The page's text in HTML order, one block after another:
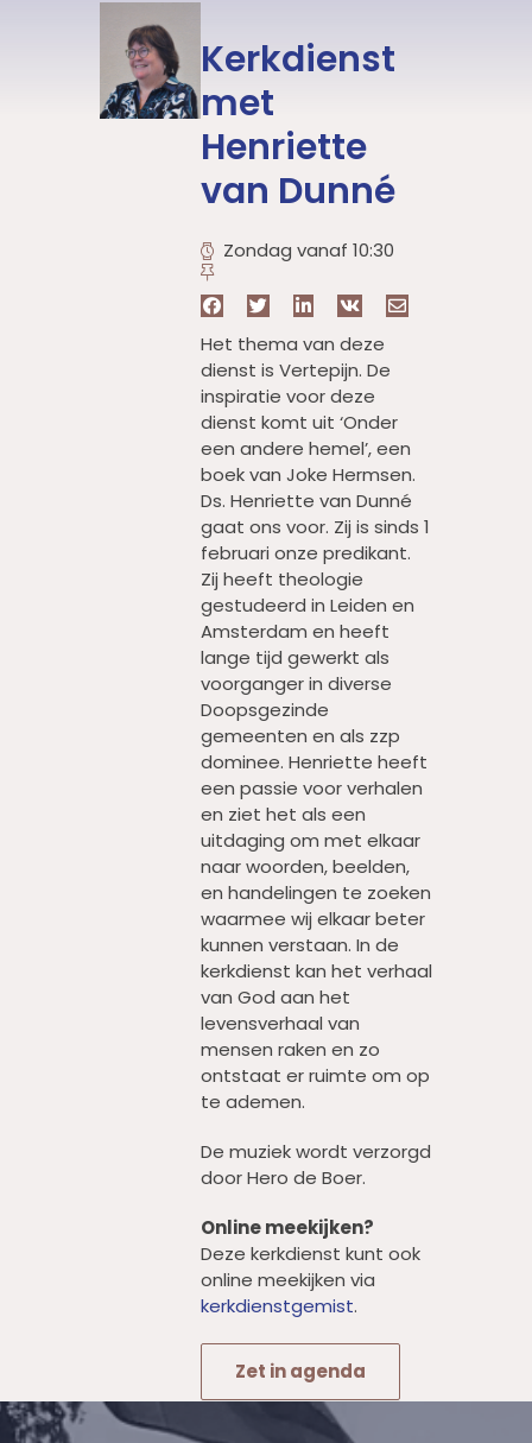
Kerkdienst
met
Henriette
van Dunné
Zondag vanaf 10:30
Het thema van deze
dienst is Vertepijn. De
inspiratie voor deze
dienst komt uit ‘Onder
een andere hemel’, een
boek van Joke Hermsen.
Ds. Henriette van Dunné
gaat ons voor. Zij is sinds 1
februari onze predikant.
Zij heeft theologie
gestudeerd in Leiden en
Amsterdam en heeft
lange tijd gewerkt als
voorganger in diverse
Doopsgezinde
gemeenten en als zzp
dominee. Henriette heeft
een passie voor verhalen
en ziet het als een
uitdaging om met elkaar
naar woorden, beelden,
en handelingen te zoeken
waarmee wij elkaar beter
kunnen verstaan. In de
kerkdienst kan het verhaal
van God aan het
levensverhaal van
mensen raken en zo
ontstaat er ruimte om op
te ademen.
De muziek wordt verzorgd
door Hero de Boer.
Online meekijken?
Deze kerkdienst kunt ook
online meekijken via
kerkdienstgemist.
Zet in agenda